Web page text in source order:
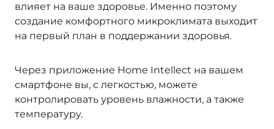
влияет на ваше здоровье. Именно поэтому
создание комфортного микроклимата выходит
на первый план в поддержании здоровья.
Через приложение Home Intellect на вашем
смартфоне вы, с легкостью, можете
контролировать уровень влажности, а также
температуру.